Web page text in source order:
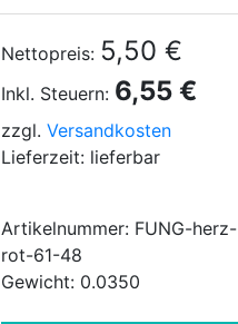
Nettopreis: 5,50 €
Inkl. Steuern: 6,55 €
zzgl. Versandkosten
Lieferzeit: lieferbar
Artikelnummer: FUNG-herz-
rot-61-48
Gewicht: 0.0350